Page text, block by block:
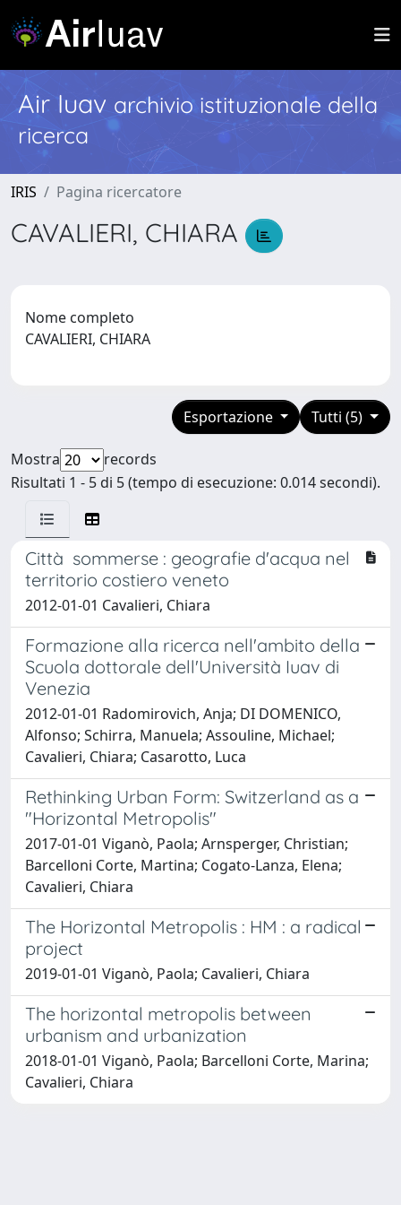
Air Iuav archivio istituzionale della
ricerca
IRIS Pagina ricercatore
CAVALIERI, CHIARA
Nome completo
CAVALIERI, CHIARA
Tutti (5)
Esportazione
Mostra
records
Risultati 1 - 5 di 5 (tempo di esecuzione: 0.014 secondi).
Città sommerse : geografie d'acqua nel
territorio costiero veneto
2012-01-01 Cavalieri, Chiara
Formazione alla ricerca nell'ambito della
Scuola dottorale dell'Università Iuav di
Venezia
2012-01-01 Radomirovich, Anja; DI DOMENICO,
Alfonso; Schirra, Manuela; Assouline, Michael;
Cavalieri, Chiara; Casarotto, Luca
Rethinking Urban Form: Switzerland as a
"Horizontal Metropolis"
2017-01-01 Viganò, Paola; Arnsperger, Christian;
Barcelloni Corte, Martina; Cogato-Lanza, Elena;
Cavalieri, Chiara
The Horizontal Metropolis : HM : a radical
project
2019-01-01 Viganò, Paola; Cavalieri, Chiara
The horizontal metropolis between
urbanism and urbanization
2018-01-01 Viganò, Paola; Barcelloni Corte, Marina;
Cavalieri, Chiara